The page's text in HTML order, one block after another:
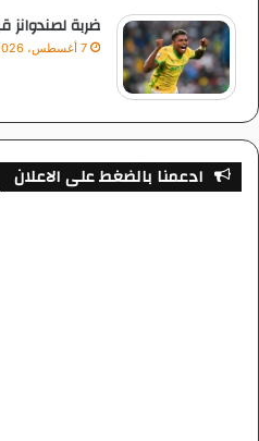
ضربة
7 أغسطس، 2026
ادعمنا بالضغط على الاعلان